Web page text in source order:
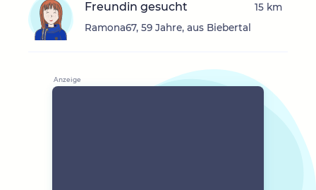
Freundin gesucht
Ramona67, 59 Jahre, aus Biebertal
15 km